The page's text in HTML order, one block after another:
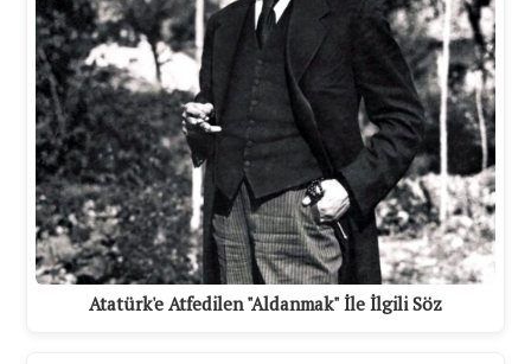
Atatürk'e Atfedilen "Aldanmak" İle İlgili Söz